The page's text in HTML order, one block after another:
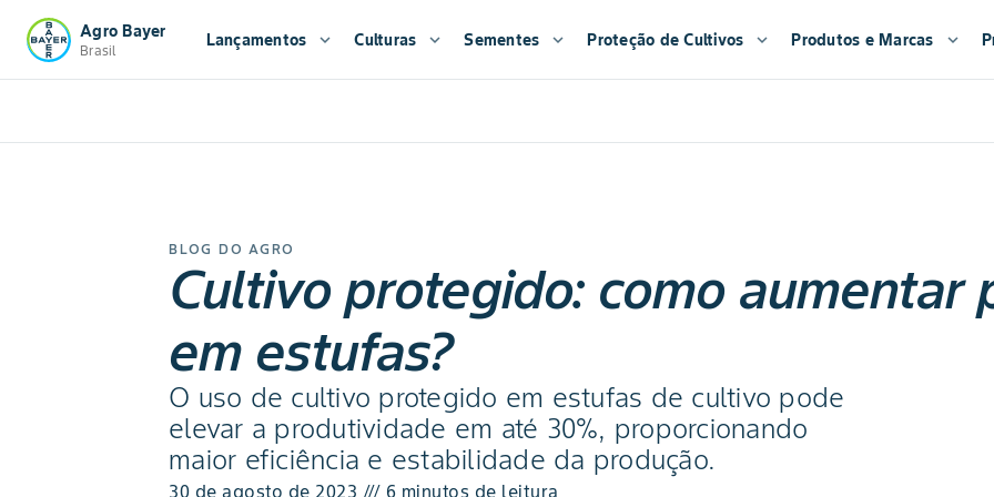
Agro Bayer
Brasil
Lançamentos expand_more Culturas expand_more Sementes expand_more Proteção de Cultivos expand_more Produtos e Marcas expand_more
BLOG DO AGRO
Cultivo protegido: como aumentar
em estufas?
O uso de cultivo protegido em estufas de cultivo pode
elevar a produtividade em até 30%, proporcionando
maior eficiência e estabilidade da produção.
30 de agosto de 2023 /// 6 minutos de leitura